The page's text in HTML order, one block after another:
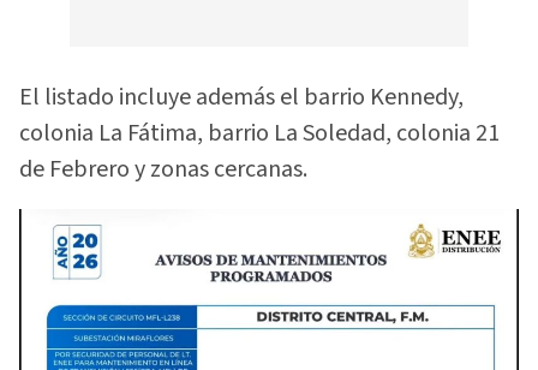
El listado incluye además el barrio Kennedy,
colonia La Fátima, barrio La Soledad, colonia 21
de Febrero y zonas cercanas.